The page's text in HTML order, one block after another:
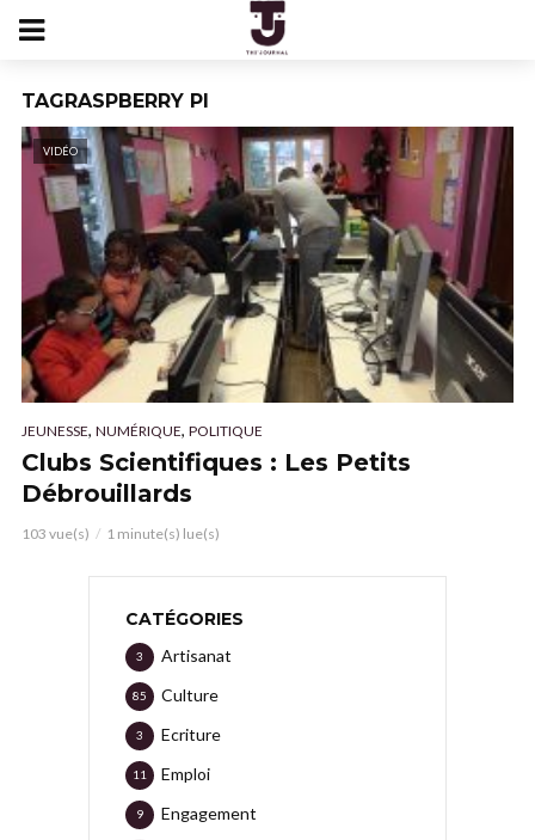
TAGRASPBERRY PI
VIDÉO
JEUNESSE, NUMÉRIQUE, POLITIQUE
Clubs Scientifiques : Les Petits
Débrouillards
103 vue(s) 1 minute(s) lue(s)
CATÉGORIES
Artisanat
3
Culture
85
Ecriture
3
Emploi
11
Engagement
9